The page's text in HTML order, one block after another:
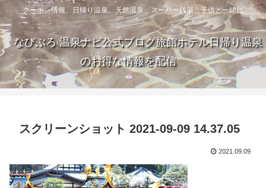
クーポン情報、日帰り温泉、天然温泉、スーパー銭湯、子供と一緒に
なびぶろ 温泉ナビ公式ブログ旅館ホテル日帰り温泉
のお得な情報を配信
スクリーンショット 2021-09-09 14.37.05
2021.09.09